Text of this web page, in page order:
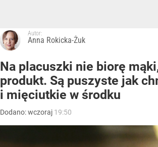
Autor:
Anna Rokicka-Żuk
Na placuszki nie biorę
produkt. Są puszyste jak
i mięciutkie w środku
Dodano:wczoraj 19:50